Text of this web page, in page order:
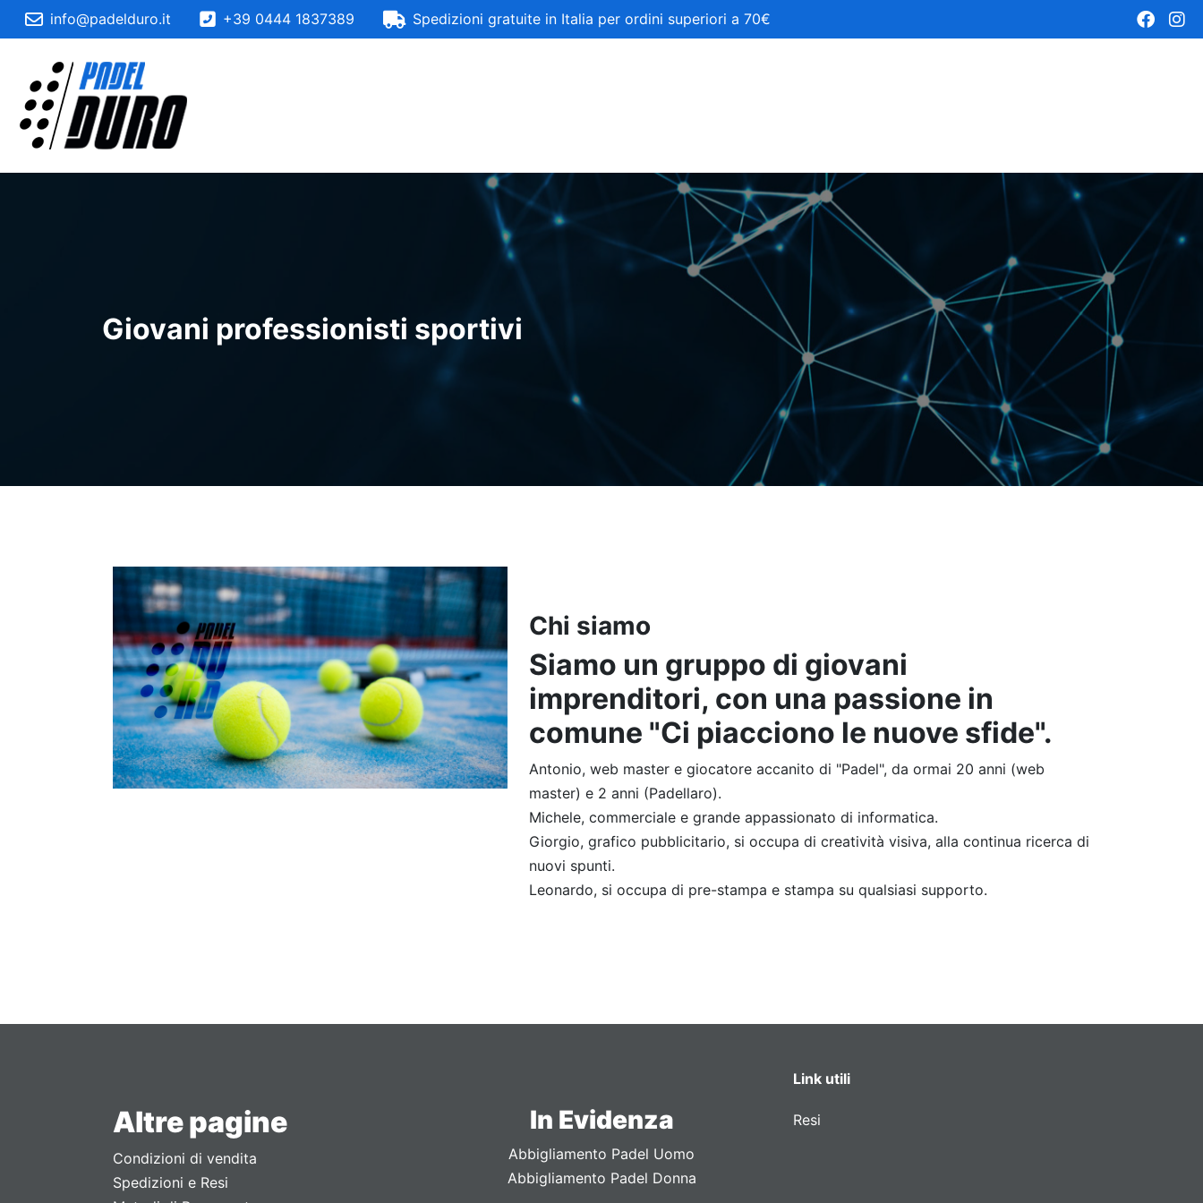
info@padelduro.it +39 0444 1837389 Spedizioni gratuite in Italia per ordini superiori a 70€
Giovani professionisti sportivi
Chi siamo
Siamo un gruppo di giovani
imprenditori, con una passione in
comune "Ci piacciono le nuove sfide".
Antonio, web master e giocatore accanito di "Padel", da ormai 20 anni (web
master) e 2 anni (Padellaro).
Michele, commerciale e grande appassionato di informatica.
Giorgio, grafico pubblicitario, si occupa di creatività visiva, alla continua ricerca di
nuovi spunti.
Leonardo, si occupa di pre-stampa e stampa su qualsiasi supporto.
Altre pagine
Condizioni di vendita
Spedizioni e Resi
In Evidenza
Abbigliamento Padel Uomo
Abbigliamento Padel Donna
Link utili
Resi